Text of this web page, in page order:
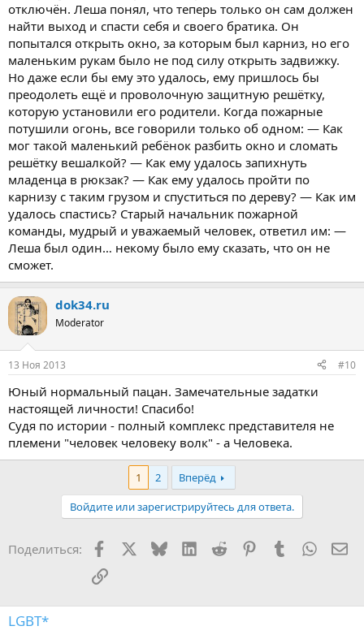
отключён. Леша понял, что теперь только он сам должен
найти выход и спасти себя и своего братика. Он
попытался открыть окно, за которым был карниз, но его
маленьким рукам было не под силу открыть задвижку.
Но даже если бы ему это удалось, ему пришлось бы
преодолеть ещё и проволочную защитную решётку,
которую установили его родители. Когда пожарные
потушили огонь, все говорили только об одном: — Как
мог такой маленький ребёнок разбить окно и сломать
решётку вешалкой? — Как ему удалось запихнуть
младенца в рюкзак? — Как ему удалось пройти по
карнизу с таким грузом и спуститься по дереву? — Как им
удалось спастись? Старый начальник пожарной
команды, мудрый и уважаемый человек, ответил им: —
Леша был один… некому было ему сказать, что он не
сможет.
dok34.ru
Moderator
13 Ноя 2013 #10
Юный нормальный пацан. Замечательные задатки
настоящей личности! Спасибо!
Судя по истории - полный комплекс представителя не
племени "человек человеку волк" - а Человека.
1 2
Вперёд
Войдите или зарегистрируйтесь для ответа.
Поделиться: Facebook BlueskyLinkedIn
Reddit PinterestTumblr
Ссылка
LGBT*